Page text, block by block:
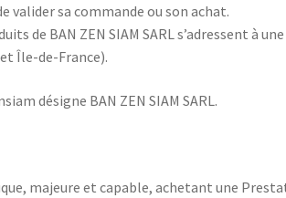
valider sa commande ou son achat.
de BAN ZEN SIAM SARL s’adressent à
Île-de-France).
désigne BAN ZEN SIAM SARL.
majeure et capable, achetant une